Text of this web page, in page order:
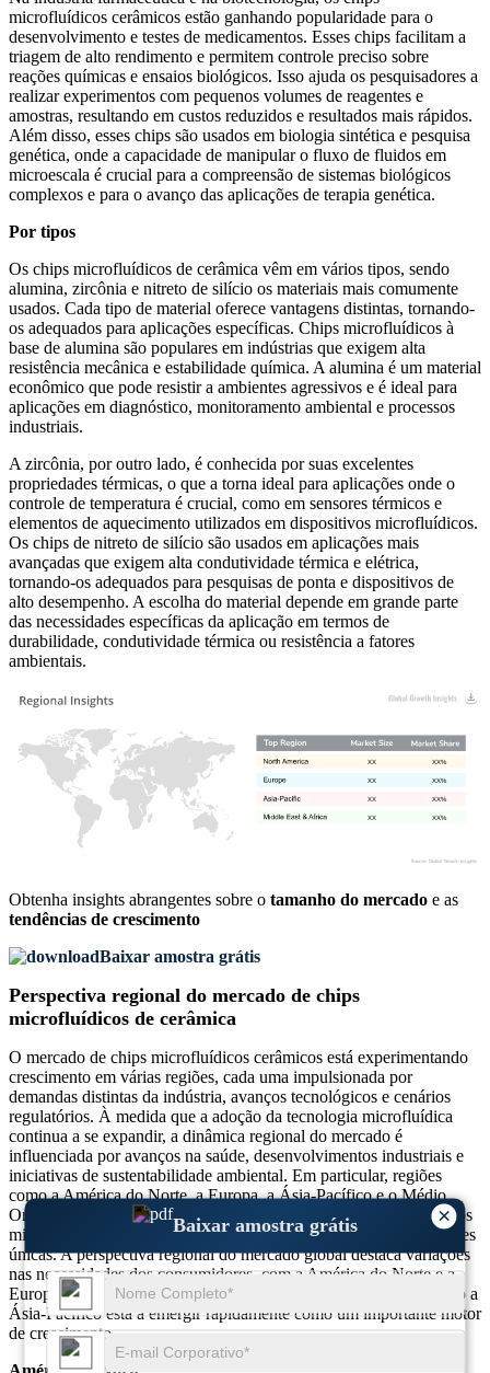
×
Baixar amostra grátis
microfluídicos cerâmicos estão ganhando popularidade para o
desenvolvimento e testes de medicamentos. Esses chips facilitam a
triagem de alto rendimento e permitem controle preciso sobre
reações químicas e ensaios biológicos. Isso ajuda os pesquisadores a
realizar experimentos com pequenos volumes de reagentes e
amostras, resultando em custos reduzidos e resultados mais rápidos.
Além disso, esses chips são usados ​​em biologia sintética e pesquisa
genética, onde a capacidade de manipular o fluxo de fluidos em
microescala é crucial para a compreensão de sistemas biológicos
complexos e para o avanço das aplicações de terapia genética.
Por tipos
Os chips microfluídicos de cerâmica vêm em vários tipos, sendo
alumina, zircônia e nitreto de silício os materiais mais comumente
usados. Cada tipo de material oferece vantagens distintas, tornando-
os adequados para aplicações específicas. Chips microfluídicos à
base de alumina são populares em indústrias que exigem alta
resistência mecânica e estabilidade química. A alumina é um material
econômico que pode resistir a ambientes agressivos e é ideal para
aplicações em diagnóstico, monitoramento ambiental e processos
industriais.
A zircônia, por outro lado, é conhecida por suas excelentes
propriedades térmicas, o que a torna ideal para aplicações onde o
controle de temperatura é crucial, como em sensores térmicos e
elementos de aquecimento utilizados em dispositivos microfluídicos.
Os chips de nitreto de silício são usados ​​em aplicações mais
avançadas que exigem alta condutividade térmica e elétrica,
tornando-os adequados para pesquisas de ponta e dispositivos de
alto desempenho. A escolha do material depende em grande parte
das necessidades específicas da aplicação em termos de
durabilidade, condutividade térmica ou resistência a fatores
ambientais.
XX%
XX
XX%
XX
XX%
XX
XX%
XX
Obtenha insights abrangentes sobre o tamanho do mercado e as
tendências de crescimento
Baixar amostra grátis
Perspectiva regional do mercado de chips
microfluídicos de cerâmica
O mercado de chips microfluídicos cerâmicos está experimentando
crescimento em várias regiões, cada uma impulsionada por
demandas distintas da indústria, avanços tecnológicos e cenários
regulatórios. À medida que a adoção da tecnologia microfluídica
continua a se expandir, a dinâmica regional do mercado é
influenciada por avanços na saúde, desenvolvimentos industriais e
iniciativas de sustentabilidade ambiental. Em particular, regiões
como a América do Norte, a Europa, a Ásia-Pacífico e o Médio
Oriente e África estão a registar uma procura significativa por chips
microfluídicos cerâmicos, com cada área a capitalizar oportunidades
únicas. A perspectiva regional do mercado global destaca variações
nas necessidades dos consumidores, com a América do Norte e a
Europa a assumirem a liderança na adopção tecnológica, enquanto a
Ásia-Pacífico está a emergir rapidamente como um importante motor
de crescimento.